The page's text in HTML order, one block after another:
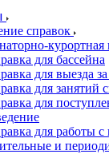
справок
курортная
для бассейна
для выезда
для занятий
для
для работы с
и